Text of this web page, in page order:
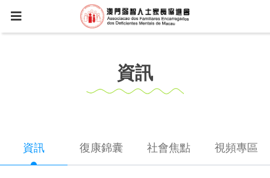
資訊
資訊 復康錦囊 社會焦點 視頻專區